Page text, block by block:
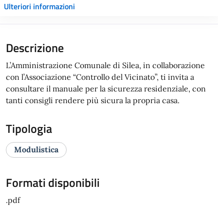
Ulteriori informazioni
Descrizione
L’Amministrazione Comunale di Silea, in collaborazione
con l’Associazione “Controllo del Vicinato”, ti invita a
consultare il manuale per la sicurezza residenziale, con
tanti consigli rendere più sicura la propria casa.
Tipologia
Modulistica
Formati disponibili
.pdf